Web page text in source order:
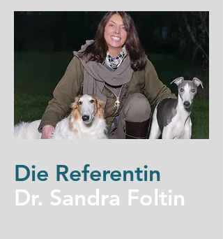
Die Referentin
Dr. Sandra Foltin